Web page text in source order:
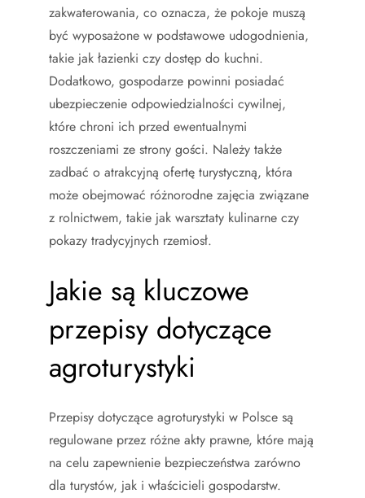
zakwaterowania, co oznacza, że pokoje muszą
być wyposażone w podstawowe udogodnienia,
takie jak łazienki czy dostęp do kuchni.
Dodatkowo, gospodarze powinni posiadać
ubezpieczenie odpowiedzialności cywilnej,
które chroni ich przed ewentualnymi
roszczeniami ze strony gości. Należy także
zadbać o atrakcyjną ofertę turystyczną, która
może obejmować różnorodne zajęcia związane
z rolnictwem, takie jak warsztaty kulinarne czy
pokazy tradycyjnych rzemiosł.
Jakie są kluczowe
przepisy dotyczące
agroturystyki
Przepisy dotyczące agroturystyki w Polsce są
regulowane przez różne akty prawne, które mają
na celu zapewnienie bezpieczeństwa zarówno
dla turystów, jak i właścicieli gospodarstw.